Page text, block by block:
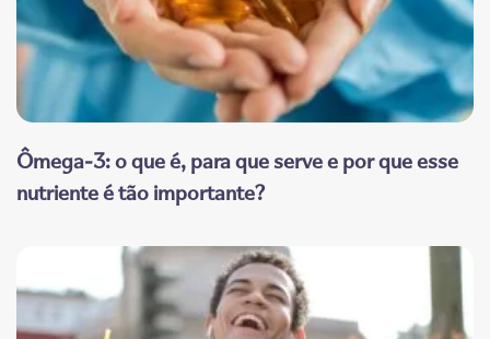
Ômega-3: o que é, para que serve e por que esse
nutriente é tão importante?